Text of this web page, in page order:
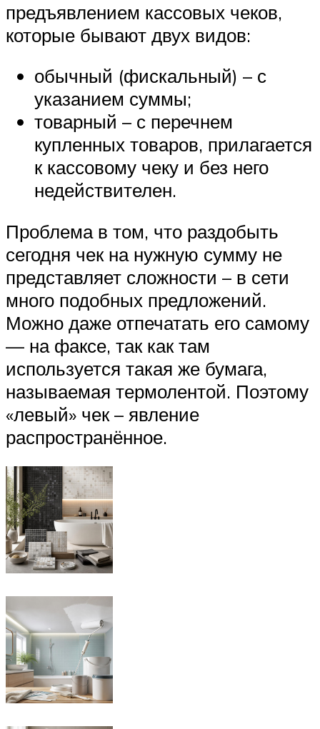
предъявлением кассовых чеков,
которые бывают двух видов:
обычный (фискальный) – с
указанием суммы;
товарный – с перечнем
купленных товаров, прилагается
к кассовому чеку и без него
недействителен.
Проблема в том, что раздобыть
сегодня чек на нужную сумму не
представляет сложности – в сети
много подобных предложений.
Можно даже отпечатать его самому
— на факсе, так как там
используется такая же бумага,
называемая термолентой. Поэтому
«левый» чек – явление
распространённое.